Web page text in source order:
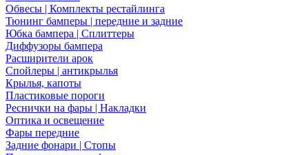
Обвесы | Комплекты рестайлинга
Тюнинг бамперы | передние и задние
Юбка бампера | Сплиттеры
Диффузоры бампера
Расширители арок
Спойлеры | антикрылья
Крылья, капоты
Пластиковые пороги
Реснички на фары | Накладки
Оптика и освещение
Фары передние
Задние фонари | Стопы